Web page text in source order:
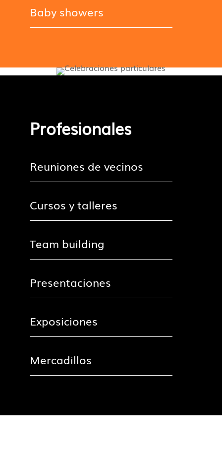
Baby showers
Profesionales
Reuniones de vecinos
Cursos y talleres
Team building
Presentaciones
Exposiciones
Mercadillos